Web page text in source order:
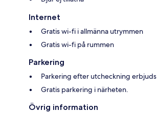
Internet
Gratis wi-fi i allmänna utrymmen
Gratis wi-fi på rummen
Parkering
Parkering efter utcheckning erbjuds
Gratis parkering i närheten.
Övrig information